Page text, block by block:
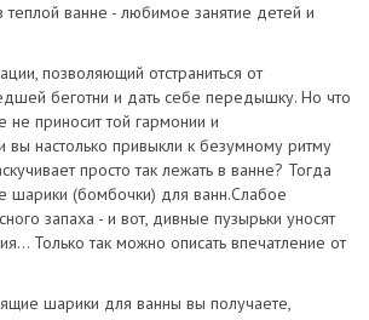
теплой ванне - любимое занятие детей и
позволяющий отстраниться от
беготни и дать себе передышку. Но что
не приносит той гармонии и
вы настолько привыкли к безумному ритму
просто так лежать в ванне? Тогда
шарики (бомбочки) для ванн.Слабое
запаха - и вот, дивные пузырьки уносят
Только так можно описать впечатление от
шарики для ванны вы получаете,